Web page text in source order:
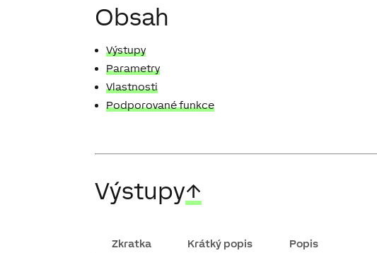
Obsah
Výstupy
Parametry
Vlastnosti
Podporované funkce
Výstupy↑
Zkratka Krátký popis Popis